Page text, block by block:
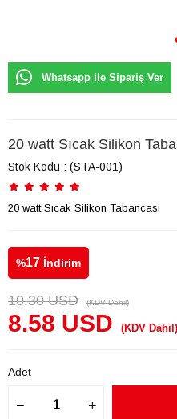
Whatsapp ile Sipariş Ver
20 watt Sıcak Silikon
Stok Kodu (STA-001)
20 watt Sıcak Silikon Tabancası
%17 İndirim
10.30 USD (KDV Dahil)
8.58 USD (KDV Dahil)
Adet